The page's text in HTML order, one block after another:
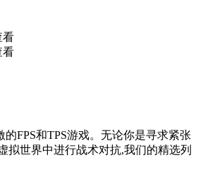
看
看
FPS和TPS游戏。无论你是寻求紧张
拟世界中进行战术对抗,我们的精选列